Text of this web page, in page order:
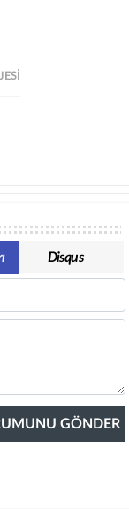
Disqus